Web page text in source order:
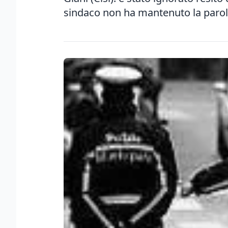
sindaco non ha mantenuto la